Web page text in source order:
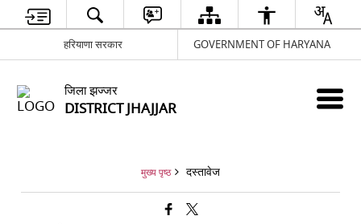
हरियाणा सरकार GOVERNMENT OF HARYANA
जिला झज्जर
DISTRICT JHAJJAR
मुख्य पृष्ठ दस्तावेज